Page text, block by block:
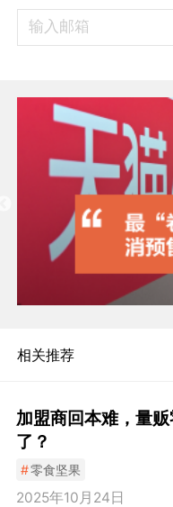
相关推荐
加盟商回本难，量
了？
#零食坚果
2025年10月24日